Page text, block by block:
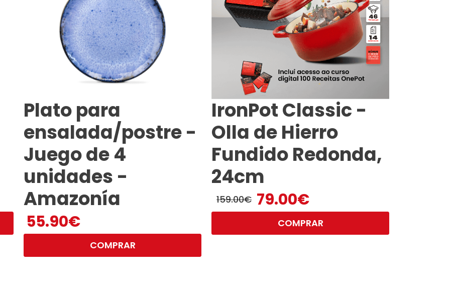
Plato para
ensalada/postre -
Juego de 4
unidades -
Amazonía
55.90€
COMPRAR
IronPot Classic -
Olla de Hierro
Fundido Redonda,
24cm
159.00€
El
79.00€
El
COMPRAR